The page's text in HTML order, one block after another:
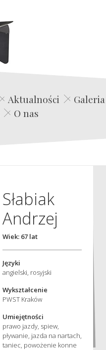
Edwin Film Agencja Aktorska
Aktualności
Galeria
O nas
Słabiak
Andrzej
Wiek: 67 lat
Języki
angielski, rosyjski
Wykształcenie
PWST Kraków
Umiejętności
prawo jazdy, spiew,
pływanie, jazda na nartach,
taniec, powożenie konne